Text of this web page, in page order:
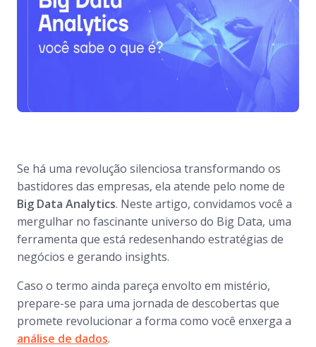
Se há uma revolução silenciosa transformando os
bastidores das empresas, ela atende pelo nome de
Big Data Analytics. Neste artigo, convidamos você a
mergulhar no fascinante universo do Big Data, uma
ferramenta que está redesenhando estratégias de
negócios e gerando insights.
Caso o termo ainda pareça envolto em mistério,
prepare-se para uma jornada de descobertas que
promete revolucionar a forma como você enxerga a
análise de dados.